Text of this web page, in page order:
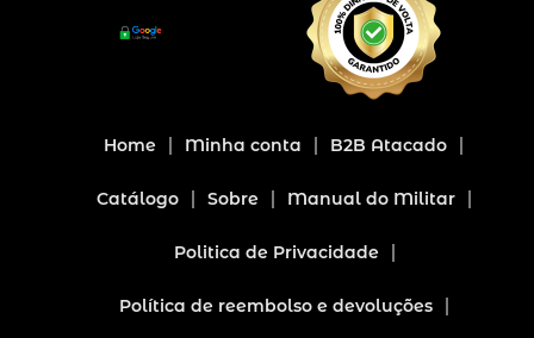
Home Minha conta B2B Atacado
Catálogo Sobre Manual do Militar
Politica de Privacidade
Política de reembolso e devoluções